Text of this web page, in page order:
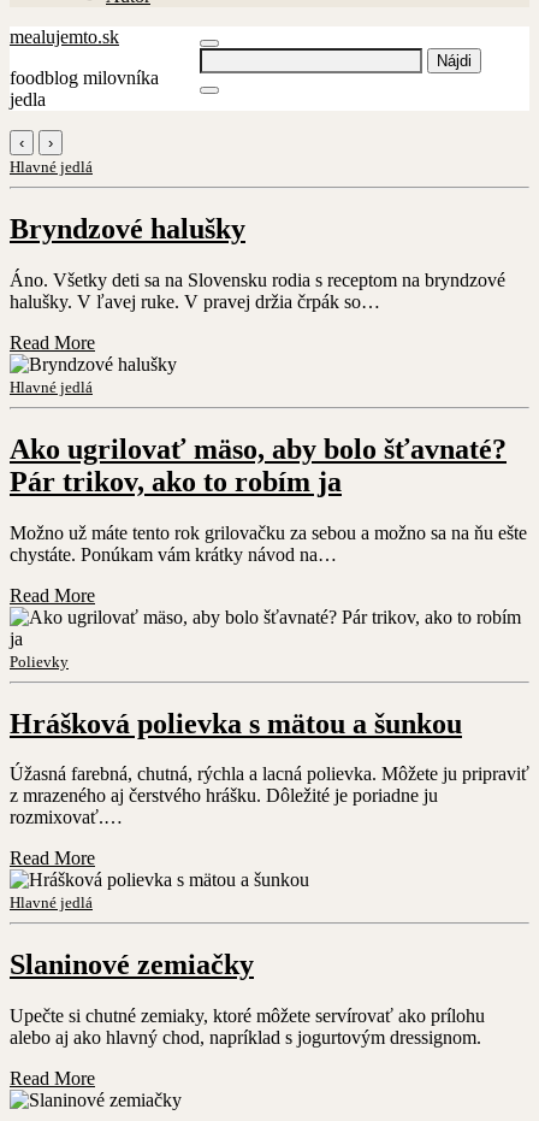
Hľadať:
mealujemto.sk
foodblog milovníka
jedla
‹
›
Hlavné jedlá
Bryndzové halušky
Áno. Všetky deti sa na Slovensku rodia s receptom na bryndzové
halušky. V ľavej ruke. V pravej držia črpák so…
Read More
Hlavné jedlá
Ako ugrilovať mäso, aby bolo šťavnaté?
Pár trikov, ako to robím ja
Možno už máte tento rok grilovačku za sebou a možno sa na ňu ešte
chystáte. Ponúkam vám krátky návod na…
Read More
Polievky
Hrášková polievka s mätou a šunkou
Úžasná farebná, chutná, rýchla a lacná polievka. Môžete ju pripraviť
z mrazeného aj čerstvého hrášku. Dôležité je poriadne ju
rozmixovať.…
Read More
Hlavné jedlá
Slaninové zemiačky
Upečte si chutné zemiaky, ktoré môžete servírovať ako prílohu
alebo aj ako hlavný chod, napríklad s jogurtovým dressignom.
Read More